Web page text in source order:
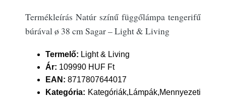
Termékleírás Natúr színű függőlámpa tengerifű
búrával ø 38 cm Sagar – Light & Living
Termelő: Light & Living
Ár: 109990 HUF Ft
EAN: 8717807644017
Kategória: Kategóriák,Lámpák,Mennyezeti